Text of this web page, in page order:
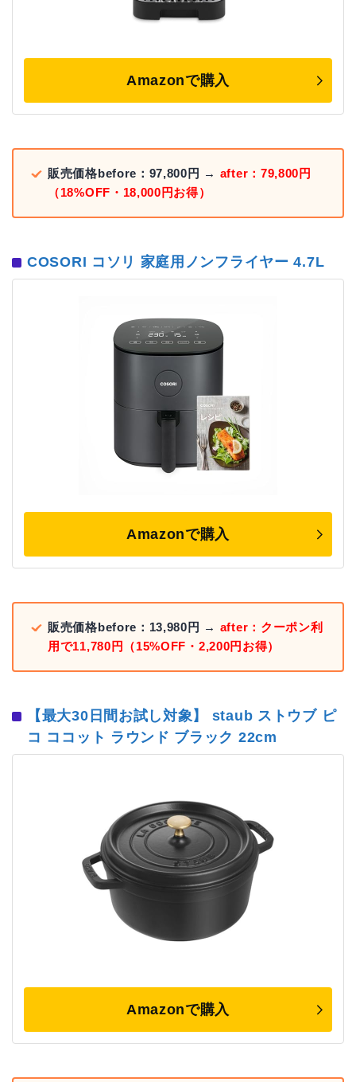
Amazonで購入
販売価格before：97,800円 → after：79,800円
（18%OFF・18,000円お得）
COSORI コソリ 家庭用ノンフライヤー 4.7L
Amazonで購入
販売価格before：13,980円 → after：クーポン利
用で11,780円（15%OFF・2,200円お得）
【最大30日間お試し対象】 staub ストウブ ピ
コ ココット ラウンド ブラック 22cm
Amazonで購入